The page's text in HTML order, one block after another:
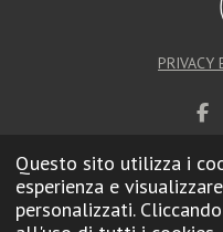
Questo sito utilizza i
esperienza e
personalizzati.
PRIVACY
F
c
e
b
o
© 2025 Calzolari